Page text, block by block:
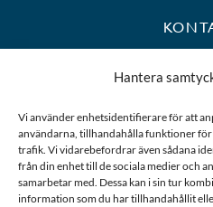
Hantera
Vi använder enhetsidentifierare för att
användarna, tillhandahålla funktioner för
trafik. Vi vidarebefordrar även sådana
från din enhet till de sociala medier och
samarbetar med. Dessa kan i sin tur
information som du har tillhandahållit
BESÖKS- OCH